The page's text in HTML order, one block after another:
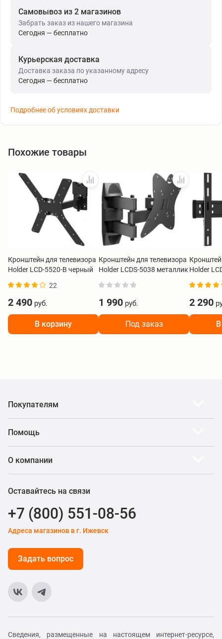
Самовывоз из 2 магазинов
Забрать заказ из нашего магазина
Сегодня — бесплатно
Курьерская доставка
Доставка заказа по указанному адресу
Сегодня — бесплатно
Подробнее об условиях доставки
Похожие товары
Кронштейн для телевизора
Holder LCD-5520-B черный
22
2 490 руб.
В корзину
Кронштейн для телевизора
Holder LCDS-5038 металлик
1 990 руб.
Под заказ
Holder
2 290
Покупателям
Помощь
О компании
Оставайтесь на связи
+7 (800) 551-08-56
Адреса магазинов в г. Ижевск
Задать вопрос
Сведения, размещенные на настоящем интернет-ресурсе,